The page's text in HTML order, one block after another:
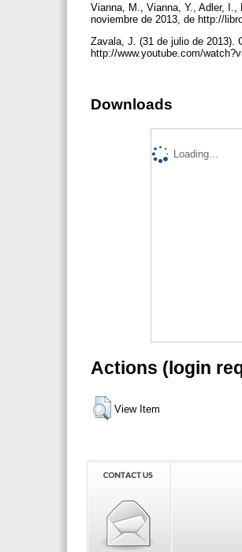
Vianna, M., Vianna, Y., Adler,
noviembre de 2013, de http://
Zavala, J. (31 de julio de 2013).
http://www.youtube.com/
Downloads
Loading...
Actions (login
View Item